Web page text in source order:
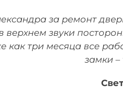
за ремонт
верхнем звуки
как три месяца все
замки